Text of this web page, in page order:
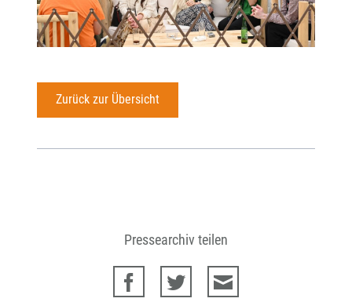
Zurück zur Übersicht
Pressearchiv teilen